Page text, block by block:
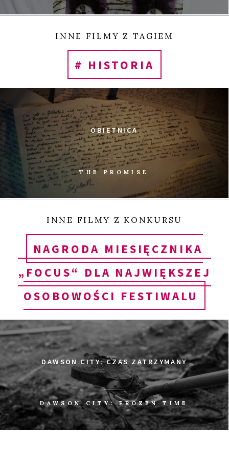
i ładu niż jakiekolwiek działania Unii Europejskiej.
Tweetnij Udostępnij Udostępnij
INNE FILMY Z TAGIEM
# HISTORIA
OBIETNICA
THE PROMISE
INNE FILMY Z KONKURSU
NAGRODA MIESIĘCZNIKA
„FOCUS“ DLA NAJWIĘKSZEJ
OSOBOWOŚCI FESTIWALU
DAWSON CITY: CZAS ZATRZYMANY
DAWSON CITY: FROZEN TIME